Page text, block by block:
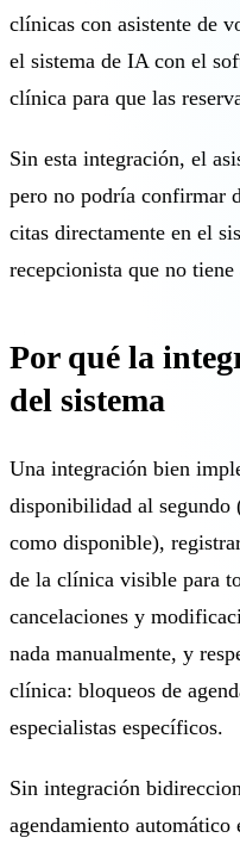
clínicas con asistente de
el sistema de IA con el
clínica para que las
Sin esta integración, el
pero no podría confirmar
citas directamente en el
recepcionista que no
Por qué la
del sistema
Una integración bien
disponibilidad al segundo
como disponible),
de la clínica visible para
cancelaciones y
nada manualmente, y
clínica: bloqueos de
especialistas específicos.
Sin integración
agendamiento